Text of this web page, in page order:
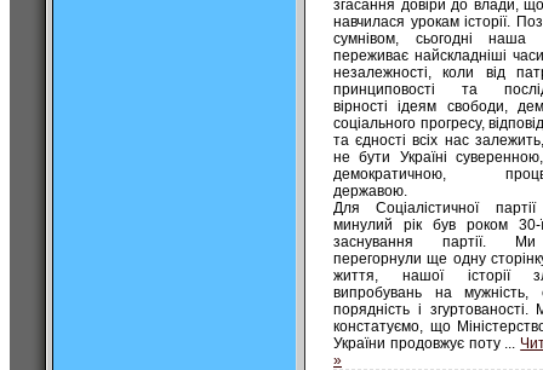
згасання довіри до влади,
навчилася урокам історії.
сумнівом, сьогодні наша
переживає найскладніші
незалежності, коли від
принциповості та
вірності ідеям свободи,
соціального прогресу,
та єдності всіх нас
не бути Україні
демократичною,
державою.
Для Соціалістичної
минулий рік був роком 30-ї
заснування партії.
перегорнули ще одну
життя, нашої історії
випробувань на мужність,
порядність і згуртованості.
констатуємо, що
України продовжує поту ...
»